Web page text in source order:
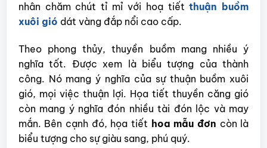
nhân chăm chút tỉ mỉ với hoạ tiếtthuận buồm
xuôi gió dát vàng đắp nổi cao cấp.
Theo phong thủy, thuyền buồm mang nhiều ý
nghĩa tốt. Được xem là biểu tượng của thành
công. Nó mang ý nghĩa của sự thuận buồm xuôi
gió, mọi việc thuận lợi. Họa tiết thuyền căng gió
còn mang ý nghĩa đón nhiều tài đón lộc và may
mắn. Bên cạnh đó, họa tiết hoa mẫu đơn còn là
biểu tượng cho sự giàu sang, phú quý.